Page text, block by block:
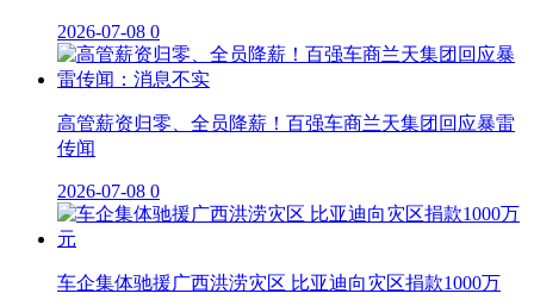
2026-07-08 0
高管薪资归零、全员降薪！百强车商兰天集团回应暴雷
传闻
2026-07-08 0
车企集体驰援广西洪涝灾区 比亚迪向灾区捐款1000万